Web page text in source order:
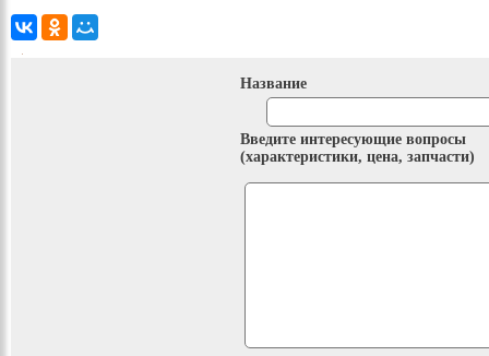
Название
Введите интересующие вопросы
(характеристики, цена, запчасти)